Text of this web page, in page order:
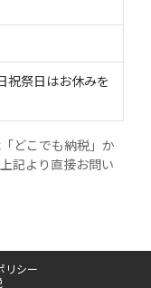
祝祭日はお休みを
どこでも納税」か
記より直接お問い
リシー